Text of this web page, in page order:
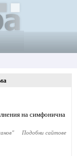
на симфонична
" Подобни сайтове